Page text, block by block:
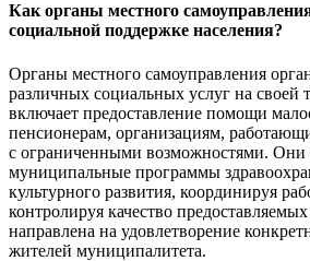
Как органы местного
социальной поддержке населения?
Органы местного самоуправления
различных социальных услуг на своей
включает предоставление помощи
пенсионерам, организациям,
с ограниченными возможностями. Они
муниципальные программы
культурного развития, координируя
контролируя качество
направлена на удовлетворение
жителей муниципалитета.